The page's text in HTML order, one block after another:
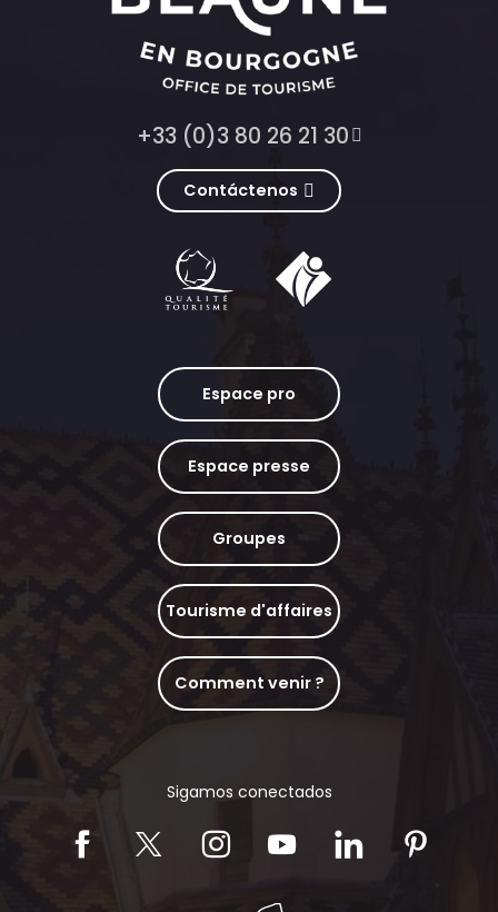
+33 (0)3 80 26 21 30
Contáctenos
Espace pro
Espace presse
Groupes
Tourisme d'affaires
Comment venir ?
Sigamos conectados